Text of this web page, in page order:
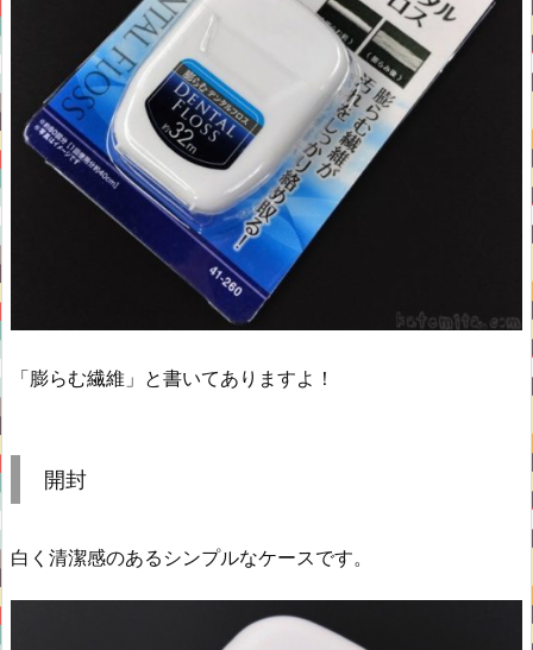
「膨らむ繊維」と書いてありますよ！
開封
白く清潔感のあるシンプルなケースです。